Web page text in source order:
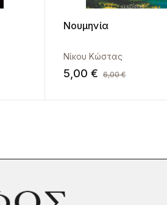
Νουμηνία
Νίκου Κώστας
5,00 € 6,00€